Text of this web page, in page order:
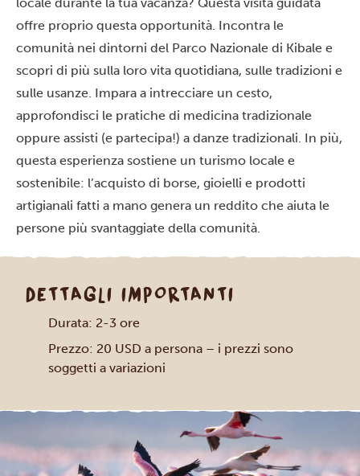
offre proprio questa opportunità. Incontra le
comunità nei dintorni del Parco Nazionale di Kibale e
scopri di più sulla loro vita quotidiana, sulle tradizioni e
sulle usanze. Impara a intrecciare un cesto,
approfondisci le pratiche di medicina tradizionale
oppure assisti (e partecipa!) a danze tradizionali. In più,
questa esperienza sostiene un turismo locale e
sostenibile: l’acquisto di borse, gioielli e prodotti
artigianali fatti a mano genera un reddito che aiuta le
persone più svantaggiate della comunità.
DETTAGLI IMPORTANTI
Durata: 2-3 ore
Prezzo: 20 USD a persona – i prezzi sono
soggetti a variazioni